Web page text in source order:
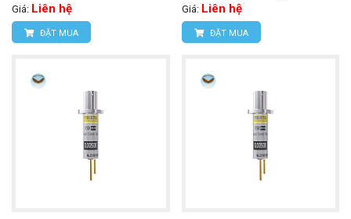
Giá: Liên hệ
ĐẶT MUA
Giá: Liên hệ
ĐẶT MUA